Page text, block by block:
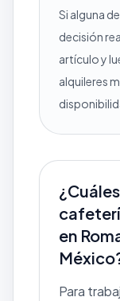
Si alguna
decisión
artículo y
alquileres
en
Para